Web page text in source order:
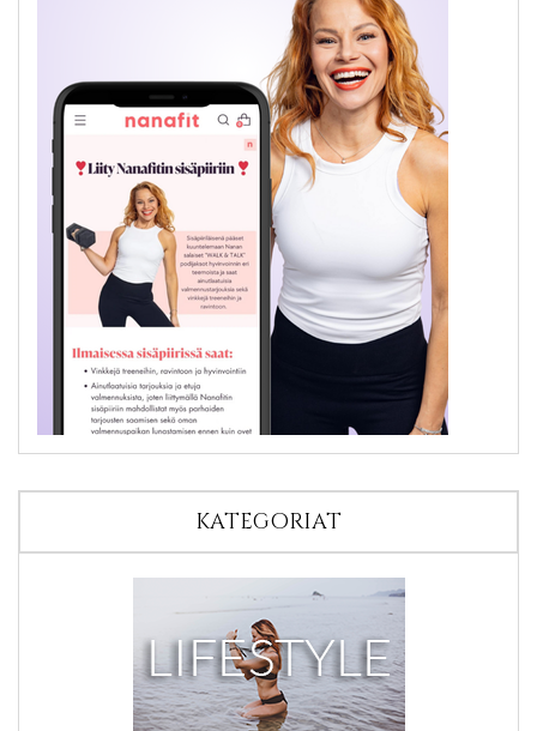
KATEGORIAT